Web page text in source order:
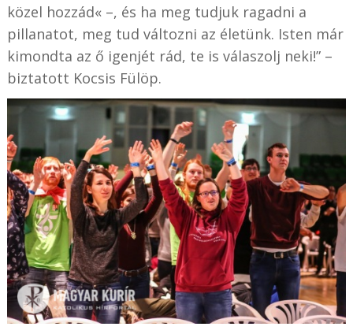
közel hozzád« –, és ha meg tudjuk ragadni a
pillanatot, meg tud változni az életünk. Isten már
kimondta az ő igenjét rád, te is válaszolj neki!” –
biztatott Kocsis Fülöp.